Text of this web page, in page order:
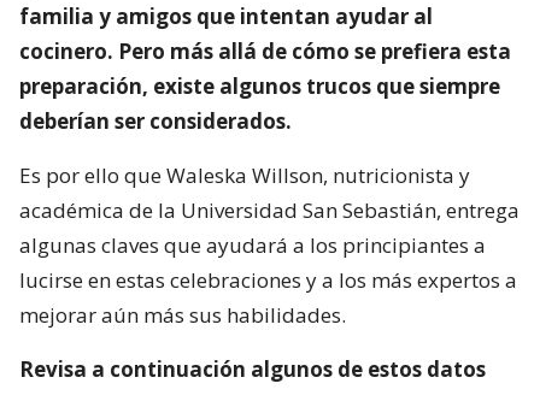
familia y amigos que intentan ayudar al
cocinero. Pero más allá de cómo se prefiera esta
preparación, existe algunos trucos que siempre
deberían ser considerados.
Es por ello que Waleska Willson, nutricionista y
académica de la Universidad San Sebastián, entrega
algunas claves que ayudará a los principiantes a
lucirse en estas celebraciones y a los más expertos a
mejorar aún más sus habilidades.
Revisa a continuación algunos de estos datos